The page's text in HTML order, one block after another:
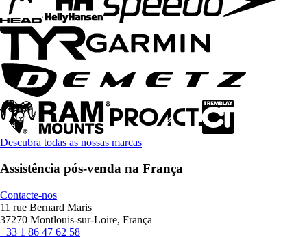
Descubra todas as nossas marcas
Assistência pós-venda na França
Contacte-nos
11 rue Bernard Maris
37270 Montlouis-sur-Loire, França
+33 1 86 47 62 58